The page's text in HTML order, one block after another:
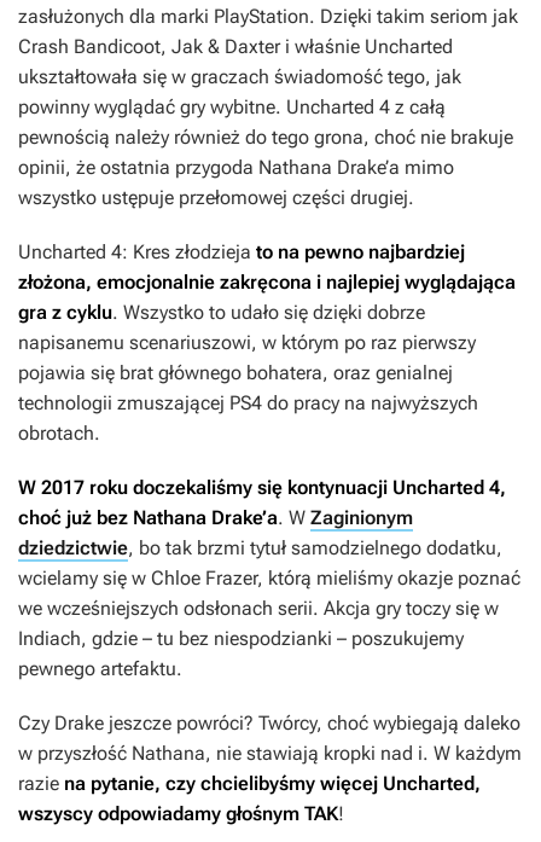
zasłużonych dla marki PlayStation. Dzięki takim seriom jak
Crash Bandicoot, Jak & Daxteri właśnie Uncharted
ukształtowała się w graczach świadomość tego, jak
powinny wyglądać gry wybitne. Uncharted 4 z całą
pewnością należy również do tego grona, choć nie brakuje
opinii, że ostatnia przygoda Nathana Drake’a mimo
wszystko ustępuje przełomowej części drugiej.
Uncharted 4: Kres złodzieja to na pewno najbardziej
złożona, emocjonalnie zakręcona i najlepiej wyglądająca
gra z cyklu. Wszystko to udało się dzięki dobrze
napisanemu scenariuszowi, w którym po raz pierwszy
pojawia się brat głównego bohatera, oraz genialnej
technologii zmuszającej PS4 do pracy na najwyższych
obrotach.
W 2017 roku doczekaliśmy się kontynuacji Uncharted 4,
choć już bez Nathana Drake’a. W Zaginionym
dziedzictwie, bo tak brzmi tytuł samodzielnego dodatku,
wcielamy się w Chloe Frazer, którą mieliśmy okazje poznać
we wcześniejszych odsłonach serii. Akcja gry toczy się w
Indiach, gdzie – tu bez niespodzianki – poszukujemy
pewnego artefaktu.
Czy Drake jeszcze powróci? Twórcy, choć wybiegają daleko
w przyszłość Nathana, nie stawiają kropki nad i. W każdym
razie na pytanie, czy chcielibyśmy więcej Uncharted,
wszyscy odpowiadamy głośnym TAK!